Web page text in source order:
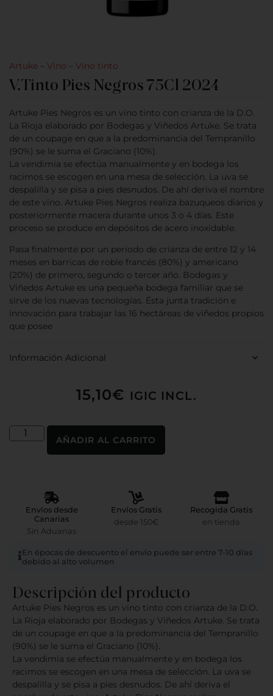
Artuke Vino Vino tinto
V.Tinto Pies Negros 75Cl 2024
Artuke Pies Negros es un vino tinto con crianza de la D.O.
La Rioja elaborado por Bodegas y Viñedos Artuke. Se trata
de un coupage en que a la predominancia del Tempranillo
(90%) se le suma el Graciano (10%).
La vendimia se efectúa manualmente y en bodega los
racimos se escogen en una mesa de selección. La uva se
despalilla y se pisa a pies desnudos. De ahí deriva el nombre
de este vino. Artuke Pies Negros realiza bazuqueos diarios y
posteriormente macera durante unos 3 o 4 días. Este
proceso se produce en depósitos de acero inoxidable.
Pasa finalmente por un periodo de crianza de entre 12 y 14
meses en barricas de roble francés (80%) y americano
(20%) de primero, segundo o tercer año. Bodegas y
Viñedos Artuke es una pequeña bodega familiar que se
sirve de los nuevas tecnologías. Ésta junta tradición e
innovación para trabajar las 16 hectáreas de viñedos propios
que posee
Información Adicional
15,10€ IGIC INCL.
AÑADIR AL CARRITO
Envíos desde
Canarias
Sin Aduanas
Envíos Gratis
desde 150€
Recogida Gratis
en tienda
En épocas de descuento el envío puede ser entre 7-10 días
debido al alto volumen
Descripción del producto
Artuke Pies Negros es un vino tinto con crianza de la D.O.
La Rioja elaborado por Bodegas y Viñedos Artuke. Se trata
de un coupage en que a la predominancia del Tempranillo
(90%) se le suma el Graciano (10%).
La vendimia se efectúa manualmente y en bodega los
racimos se escogen en una mesa de selección. La uva se
despalilla y se pisa a pies desnudos. De ahí deriva el